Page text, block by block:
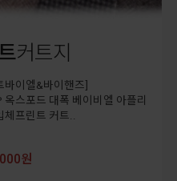
커트지
바이엘&바이핸즈]
옥스포드 대폭 베이비엘 아플리
체프린트 커트..
원